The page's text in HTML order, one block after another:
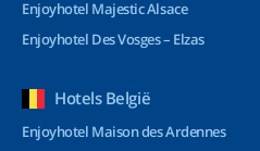
Enjoyhotel Majestic Alsace
Enjoyhotel Des Vosges – Elzas
Hotels België
Enjoyhotel Maison des Ardennes